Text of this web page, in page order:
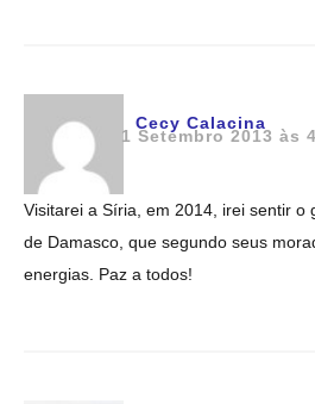
Cecy Calacina
1 Setembro 2013 às
Visitarei a Síria, em 2014, irei sentir o
de Damasco, que segundo seus
energias. Paz a todos!